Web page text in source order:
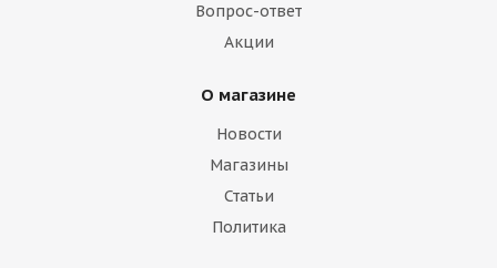
Вопрос-ответ
Акции
О магазине
Новости
Магазины
Статьи
Политика